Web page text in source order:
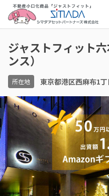
ジャストフィット
ンス）
所在地 東京都港区西麻布1